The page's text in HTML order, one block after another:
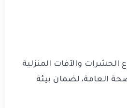
والآفات المنزلية
العامة، لضمان بيئة